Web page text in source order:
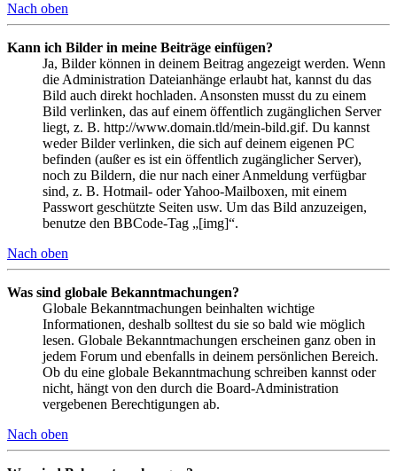
Nach oben
Kann ich Bilder in meine Beiträge einfügen?
Ja, Bilder können in deinem Beitrag angezeigt werden. Wenn
die Administration Dateianhänge erlaubt hat, kannst du das
Bild auch direkt hochladen. Ansonsten musst du zu einem
Bild verlinken, das auf einem öffentlich zugänglichen Server
liegt, z. B. http://www.domain.tld/mein-bild.gif. Du kannst
weder Bilder verlinken, die sich auf deinem eigenen PC
befinden (außer es ist ein öffentlich zugänglicher Server),
noch zu Bildern, die nur nach einer Anmeldung verfügbar
sind, z. B. Hotmail- oder Yahoo-Mailboxen, mit einem
Passwort geschützte Seiten usw. Um das Bild anzuzeigen,
benutze den BBCode-Tag „[img]“.
Nach oben
Was sind globale Bekanntmachungen?
Globale Bekanntmachungen beinhalten wichtige
Informationen, deshalb solltest du sie so bald wie möglich
lesen. Globale Bekanntmachungen erscheinen ganz oben in
jedem Forum und ebenfalls in deinem persönlichen Bereich.
Ob du eine globale Bekanntmachung schreiben kannst oder
nicht, hängt von den durch die Board-Administration
vergebenen Berechtigungen ab.
Nach oben